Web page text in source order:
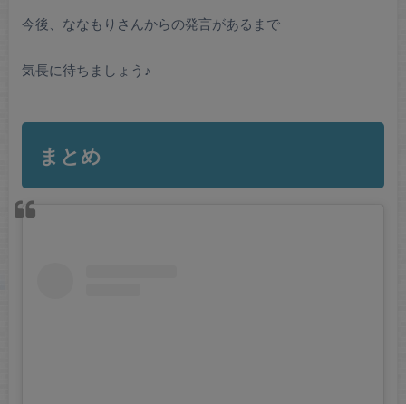
今後、ななもりさんからの発言があるまで
気長に待ちましょう♪
まとめ